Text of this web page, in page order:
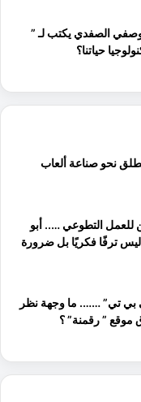
وصفي الصفدي يكتب لـ ”
حياتنا؟
نحو صناعة ألعاب
للعمل التطوعي ….. أبو
ترفًا فكريًا بل ضرورة
تي” ……. ما وجهة نظر
موقع ” رقمنة” ؟